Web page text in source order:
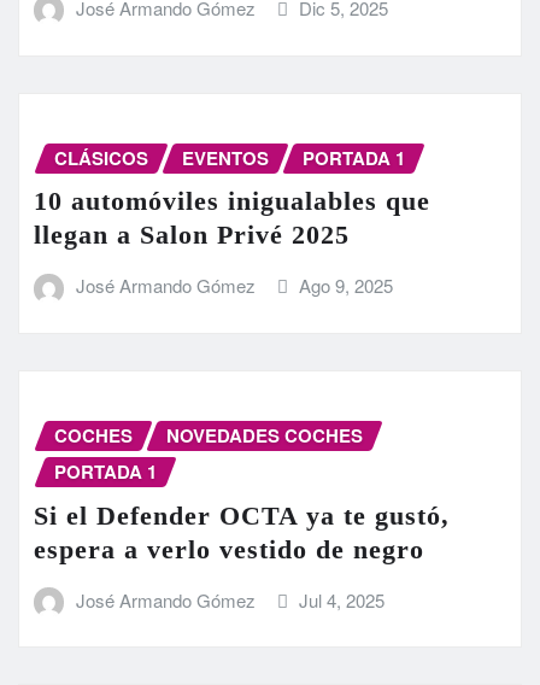
José Armando Gómez Dic 5, 2025
CLÁSICOS EVENTOS PORTADA 1
10 automóviles inigualables que
llegan a Salon Privé 2025
José Armando Gómez Ago 9, 2025
COCHES
NOVEDADES COCHES
PORTADA 1
Si el Defender OCTA ya te gustó,
espera a verlo vestido de negro
José Armando Gómez Jul 4, 2025